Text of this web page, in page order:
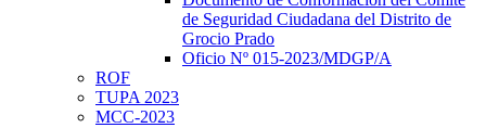
de Seguridad Ciudadana del Distrito de
Grocio Prado
Oficio Nº 015-2023/MDGP/A
ROF
TUPA 2023
MCC-2023